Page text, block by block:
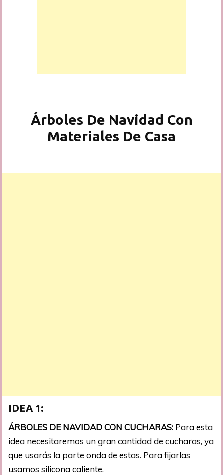
Árboles De Navidad Con
Materiales De Casa
IDEA 1:
ÁRBOLES DE NAVIDAD CON CUCHARAS: Para esta
idea necesitaremos un gran cantidad de cucharas, ya
que usarás la parte onda de estas. Para fijarlas
usamos silicona caliente.